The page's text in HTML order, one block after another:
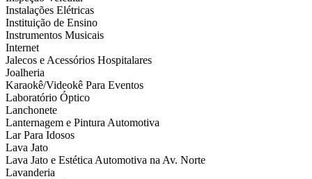
Instalações Elétricas
Instituição de Ensino
Instrumentos Musicais
Internet
Jalecos e Acessórios Hospitalares
Joalheria
Karaokê/Videokê Para Eventos
Laboratório Óptico
Lanchonete
Lanternagem e Pintura Automotiva
Lar Para Idosos
Lava Jato
Lava Jato e Estética Automotiva na Av. Norte
Lavanderia